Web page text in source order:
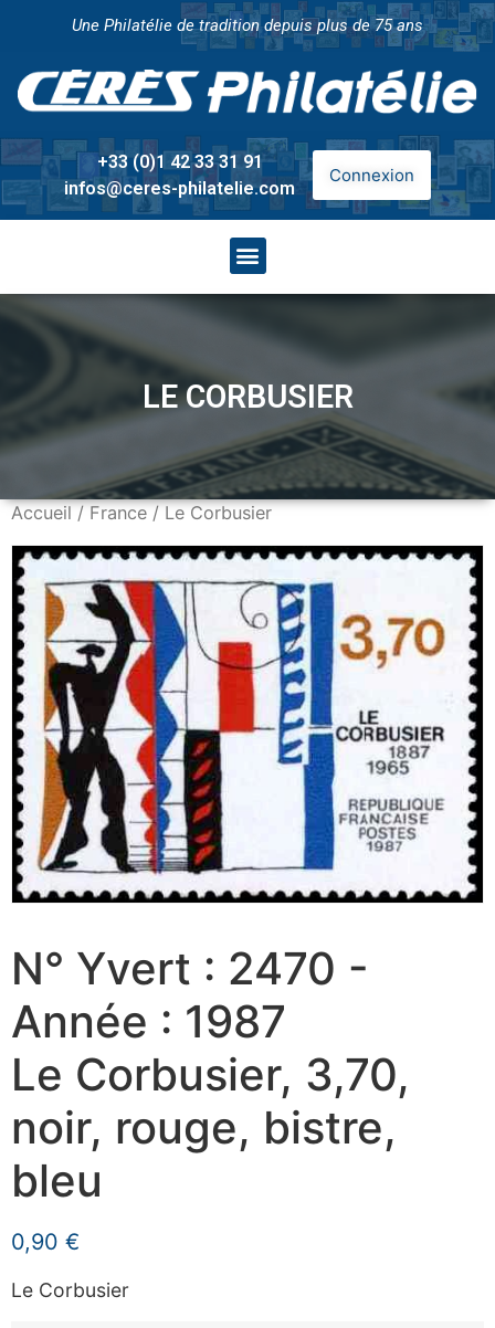
Une Philatélie de tradition depuis plus de 75 ans
+33 (0)1 42 33 31 91
infos@ceres-philatelie.com
Connexion
LE CORBUSIER
Accueil / France / Le Corbusier
N° Yvert : 2470 -
Année : 1987
Le Corbusier, 3,70,
noir, rouge, bistre,
bleu
0,90 €
Le Corbusier